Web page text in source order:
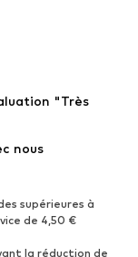
"Très
nous
supérieures à
de 4,50 €
la réduction de